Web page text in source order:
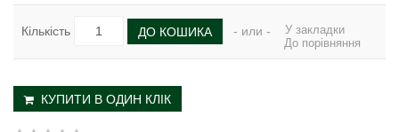
Кількість ДО КОШИКА - или -
У закладки
До порівняння
КУПИТИ В ОДИН КЛІК